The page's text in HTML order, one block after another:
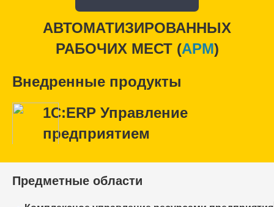
АВТОМАТИЗИРОВАННЫХ
РАБОЧИХ МЕСТ (APM)
Внедренные продукты
1С:ERP Управление
предприятием
Предметные области